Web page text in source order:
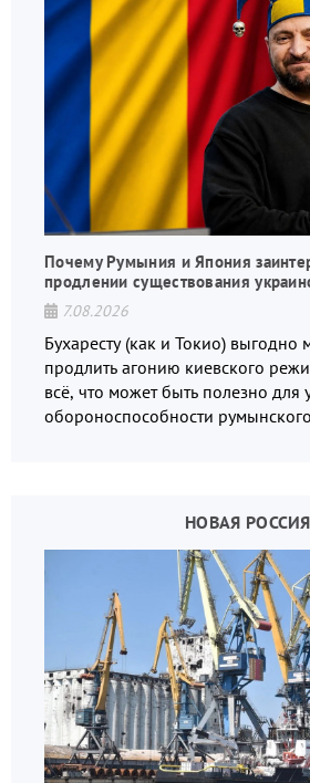
Почему Румыния и Япония
продлении существования
7.08.2026
Бухаресту (как и Токио) выгодно
продлить агонию киевского
всё, что может быть полезно для
обороноспособности
НОВАЯ РОССИЯ